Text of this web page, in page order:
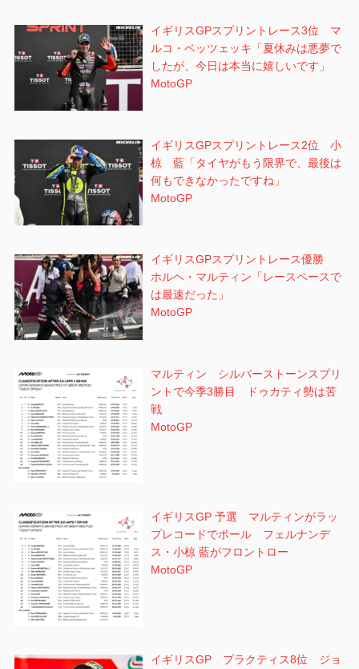
イギリスGPスプリントレース3位 マ
ルコ・ベッツェッキ「夏休みは悪夢で
したが、今日は本当に嬉しいです」
MotoGP
イギリスGPスプリントレース2位 小
椋 藍「タイヤがもう限界で、最後は
何もできなかったですね」
MotoGP
イギリスGPスプリントレース優勝
ホルヘ・マルティン「レースペースで
は最速だった」
MotoGP
マルティン シルバーストーンスプリ
ントで今季3勝目 ドゥカティ勢は苦
戦
MotoGP
イギリスGP 予選 マルティンがラッ
プレコードでポール フェルナンデ
ス・小椋 藍がフロントロー
MotoGP
イギリスGP プラクティス8位 ジョ